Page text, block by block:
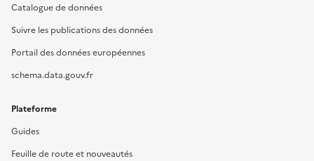
Catalogue de données
Suivre les publications des données
Portail des données européennes
schema.data.gouv.fr
Plateforme
Guides
Feuille de route et nouveautés